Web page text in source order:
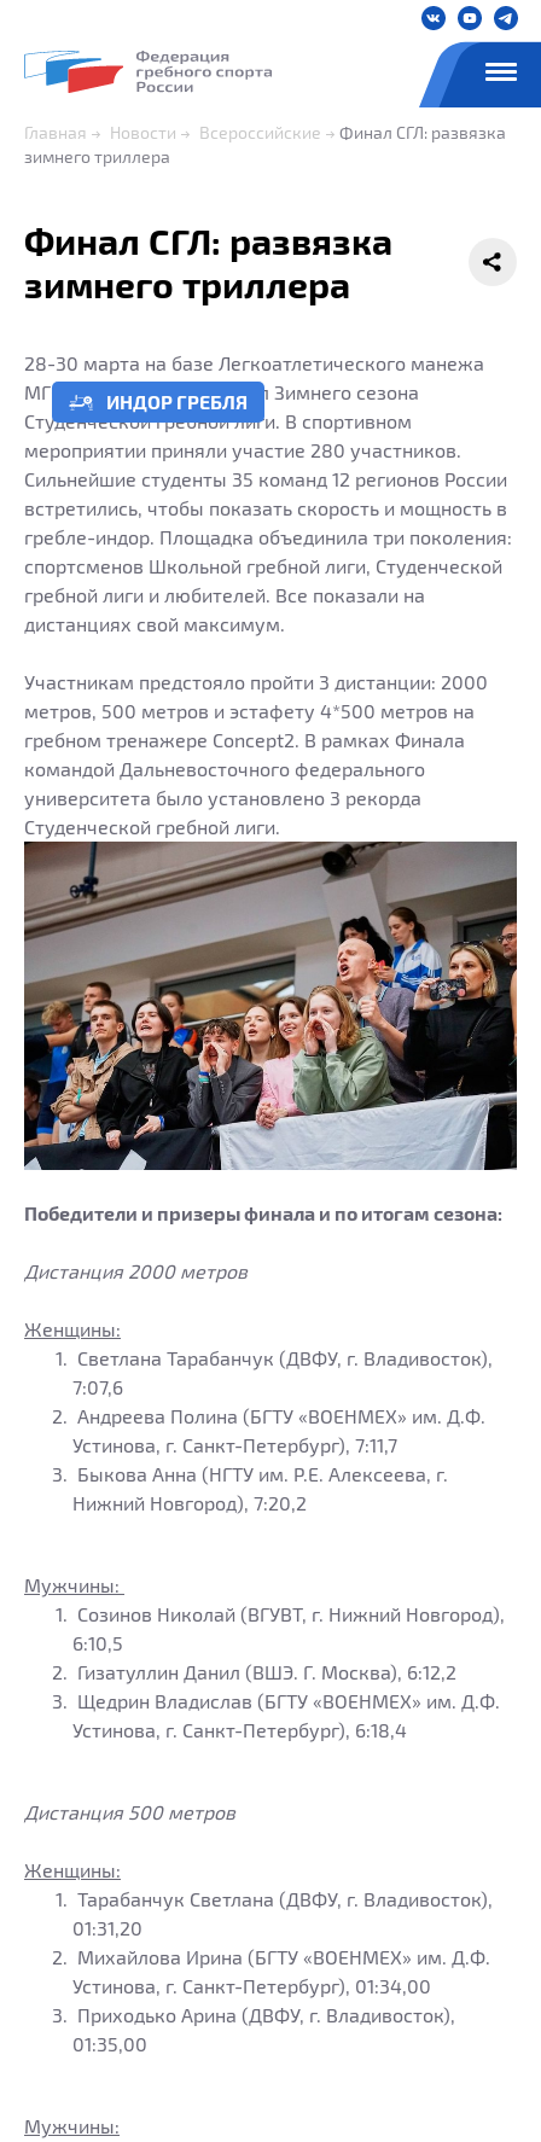
Главная Новости Всероссийские
Финал СГЛ: развязка
зимнего триллера
Финал СГЛ: развязка
зимнего триллера
ИНДОР ГРЕБЛЯ
28-30 марта на базе Легкоатлетического манежа
МГСУ состоялся 9-й Финал Зимнего сезона
Студенческой гребной лиги. В спортивном
мероприятии приняли участие 280 участников.
Сильнейшие студенты 35 команд 12 регионов России
встретились, чтобы показать скорость и мощность в
гребле-индор. Площадка объединила три поколения:
спортсменов Школьной гребной лиги, Студенческой
гребной лиги и любителей. Все показали на
дистанциях свой максимум.
Участникам предстояло пройти 3 дистанции: 2000
метров, 500 метров и эстафету 4*500 метров на
гребном тренажере Concept2. В рамках Финала
командой Дальневосточного федерального
университета было установлено 3 рекорда
Студенческой гребной лиги.
Победители и призеры финала и по итогам сезона:
Дистанция 2000 метров
Женщины:
Светлана Тарабанчук (ДВФУ, г. Владивосток),
7:07,6
Андреева Полина (БГТУ «ВОЕНМЕХ» им. Д.Ф.
Устинова, г. Санкт-Петербург), 7:11,7
Быкова Анна (НГТУ им. Р.Е. Алексеева, г.
Нижний Новгород), 7:20,2
Мужчины:
Созинов Николай (ВГУВТ, г. Нижний Новгород),
6:10,5
Гизатуллин Данил (ВШЭ. Г. Москва), 6:12,2
Щедрин Владислав (БГТУ «ВОЕНМЕХ» им. Д.Ф.
Устинова, г. Санкт-Петербург), 6:18,4
Дистанция 500 метров
Женщины:
Тарабанчук Светлана (ДВФУ, г. Владивосток),
01:31,20
Михайлова Ирина (БГТУ «ВОЕНМЕХ» им. Д.Ф.
Устинова, г. Санкт-Петербург), 01:34,00
Приходько Арина (ДВФУ, г. Владивосток),
01:35,00
Мужчины: